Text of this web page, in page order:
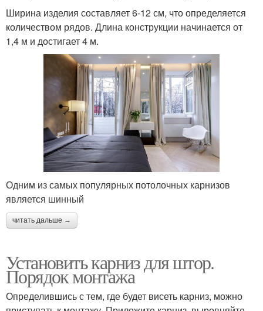
Ширина изделия составляет 6-12 см, что определяется
количеством рядов. Длина конструкции начинается от
1,4 м и достигает 4 м.
Одним из самых популярных потолочных карнизов
является шинный
читать дальше →
Установить карниз для штор.
Порядок монтажа
Определившись с тем, где будет висеть карниз, можно